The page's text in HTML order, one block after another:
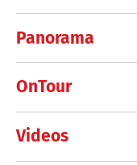
Panorama
OnTour
Videos